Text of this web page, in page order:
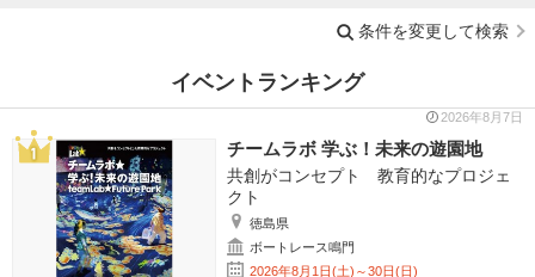
条件を変更して検索
イベントランキング
2026年8月7日
チームラボ 学ぶ！未来の遊園地
共創がコンセプト 教育的なプロジェ
クト
徳島県
ボートレース鳴門
2026年8月1日(土)～30日(日)